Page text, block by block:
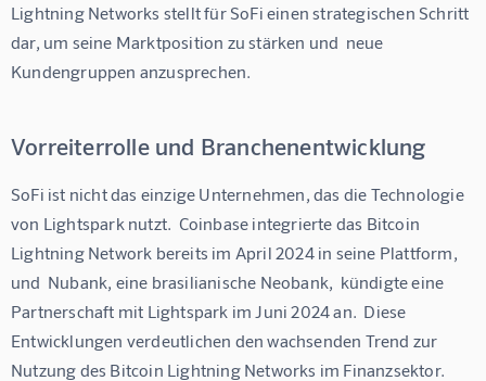
Lightning Networks stellt für SoFi einen strategischen Schritt
dar, um seine Marktposition zu stärken und  neue
Kundengruppen anzusprechen.
Vorreiterrolle und Branchenentwicklung
SoFi ist nicht das einzige Unternehmen, das die Technologie
von Lightspark nutzt.  Coinbase integrierte das Bitcoin
Lightning Network bereits im April 2024 in seine Plattform,
und  Nubank, eine brasilianische Neobank,  kündigte eine
Partnerschaft mit Lightspark im Juni 2024 an.  Diese
Entwicklungen verdeutlichen den wachsenden Trend zur
Nutzung des Bitcoin Lightning Networks im Finanzsektor.